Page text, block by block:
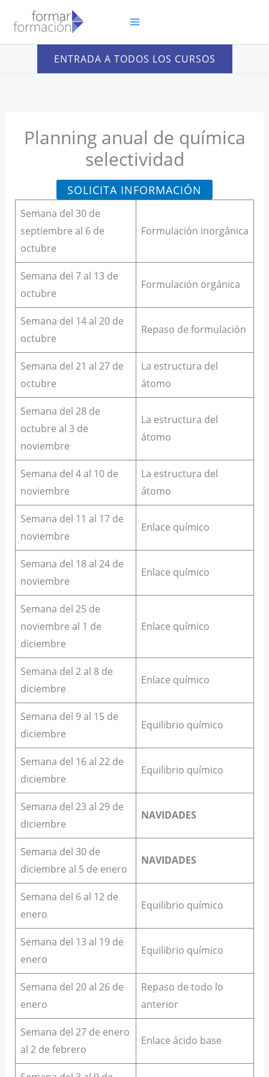
contenido
ENTRADA A TODOS LOS CURSOS
Planning anual de química
selectividad
SOLICITA INFORMACIÓN
Semana del 30 de
septiembre al 6 de
octubre
Formulación inorgánica
Semana del 7 al 13 de
octubre
Formulación orgánica
Semana del 14 al 20 de
octubre
Repaso de formulación
Semana del 21 al 27 de
octubre
La estructura del
átomo
Semana del 28 de
octubre al 3 de
noviembre
La estructura del
átomo
Semana del 4 al 10 de
noviembre
La estructura del
átomo
Semana del 11 al 17 de
noviembre
Enlace químico
Semana del 18 al 24 de
noviembre
Enlace químico
Semana del 25 de
noviembre al 1 de
diciembre
Enlace químico
Semana del 2 al 8 de
diciembre
Enlace químico
Semana del 9 al 15 de
diciembre
Equilibrio químico
Semana del 16 al 22 de
diciembre
Equilibrio químico
Semana del 23 al 29 de
diciembre
NAVIDADES
Semana del 30 de
diciembre al 5 de enero
NAVIDADES
Semana del 6 al 12 de
enero
Equilibrio químico
Semana del 13 al 19 de
enero
Equilibrio químico
Semana del 20 al 26 de
enero
Repaso de todo lo
anterior
Semana del 27 de enero
al 2 de febrero
Enlace ácido base